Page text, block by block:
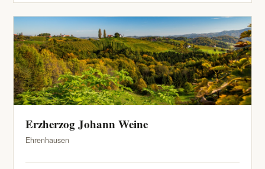
Erzherzog Johann Weine
Ehrenhausen